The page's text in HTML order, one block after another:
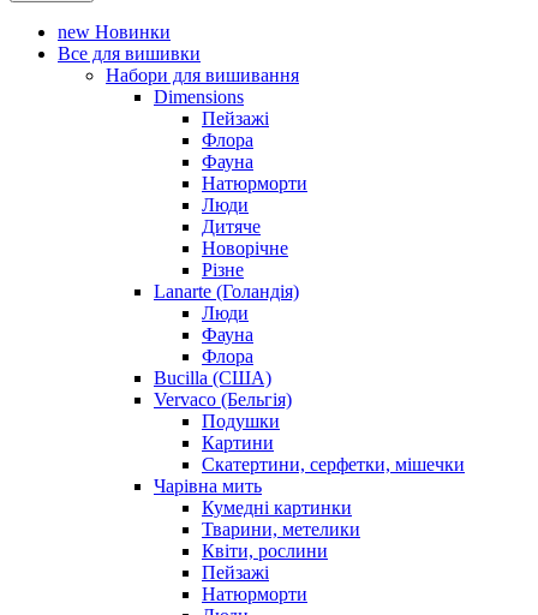
new Новинки
Все для вишивки
Набори для вишивання
Dimensions
Пейзажі
Флора
Фауна
Натюрморти
Люди
Дитяче
Новорічне
Різне
Lanarte (Голандія)
Люди
Фауна
Флора
Bucilla (США)
Vervaco (Бельгія)
Подушки
Картини
Скатертини, серфетки, мішечки
Чарiвна мить
Кумедні картинки
Тварини, метелики
Квіти, рослини
Пейзажі
Натюрморти